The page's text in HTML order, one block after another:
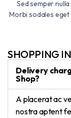
Sed semper
Morbi sodales
SHOPPING
Delivery
Shop?
A placerat ac
nostra aptent